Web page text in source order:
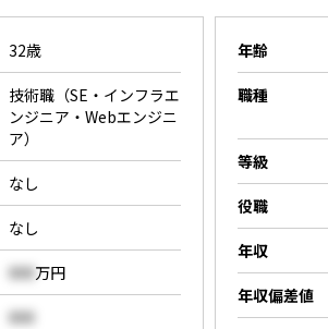
32歳
技術職（SE・インフラエ
ンジニア・Webエンジニ
ア）
なし
なし
000 万円
000
年齢
職種
等級
役職
年収
年収偏差値